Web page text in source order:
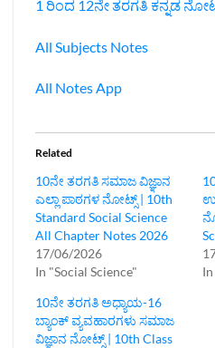
1 ರಿಂದ 12ನೇ ತರಗತಿ ಕನ್ನಡ
All Subjects Notes
All Notes App
Related
10ನೇ ತರಗತಿ ಸಮಾಜ ವಿಜ್ಞಾನ‌
ಎಲ್ಲಾ ಪಾಠಗಳ ನೋಟ್ಸ್ | 10th
Standard Social Science
All Chapter Notes 2026
17/06/2026
In "Social Science"
10ನೇ ತರಗತಿ ಅಧ್ಯಾಯ-16
ಬ್ಯಾಂಕ್‌ ವ್ಯವಹಾರಗಳು ಸಮಾಜ
ವಿಜ್ಞಾನ ನೋಟ್ಸ್‌ | 10th Class